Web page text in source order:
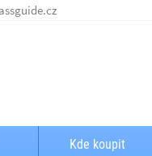
Kde koupit